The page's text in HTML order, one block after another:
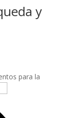
y
para la